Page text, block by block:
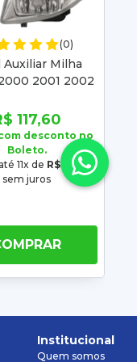
(0)
Auxiliar Milha
2001 2002
2000 2001
04 05 06 07
117,60
desconto no
Boleto.
11x de R$ 10,69
sem juros
Institucional
Quem somos